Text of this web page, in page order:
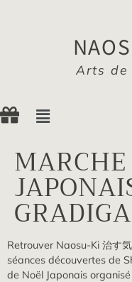
Arts de
Retrouver Naosu-Ki 治す
séances découvertes de
de Noël Japonais